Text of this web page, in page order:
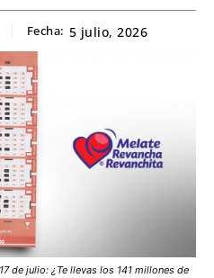
Fecha: 5 julio, 2026
de julio: ¿Te llevas los 141 millones de